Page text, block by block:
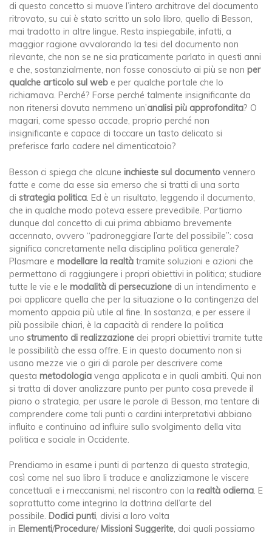
di questo concetto si muove l’intero architrave del documento
ritrovato, su cui è stato scritto un solo libro, quello di Besson,
mai tradotto in altre lingue. Resta inspiegabile, infatti, a
maggior ragione avvalorando la tesi del documento non
rilevante, che non se ne sia praticamente parlato in questi anni
e che, sostanzialmente, non fosse conosciuto ai più se non per
qualche articolo sul web e per qualche portale che lo
richiamava. Perché? Forse perché talmente insignificante da
non ritenersi dovuta nemmeno un’analisi più approfondita? O
magari, come spesso accade, proprio perché non
insignificante e capace di toccare un tasto delicato si
preferisce farlo cadere nel dimenticatoio?
Besson ci spiega che alcune inchieste sul documento vennero
fatte e come da esse sia emerso che si tratti di una sorta
di strategia politica. Ed è un risultato, leggendo il documento,
che in qualche modo poteva essere prevedibile. Partiamo
dunque dal concetto di cui prima abbiamo brevemente
accennato, ovvero “padroneggiare l’arte del possibile”: cosa
significa concretamente nella disciplina politica generale?
Plasmare e modellare la realtà tramite soluzioni e azioni che
permettano di raggiungere i propri obiettivi in politica; studiare
tutte le vie e le modalità di persecuzione di un intendimento e
poi applicare quella che per la situazione o la contingenza del
momento appaia più utile al fine. In sostanza, e per essere il
più possibile chiari, è la capacità di rendere la politica
uno strumento di realizzazione dei propri obiettivi tramite tutte
le possibilità che essa offre. E in questo documento non si
usano mezze vie o giri di parole per descrivere come
questa metodologia venga applicata e in quali ambiti. Qui non
si tratta di dover analizzare punto per punto cosa prevede il
piano o strategia, per usare le parole di Besson, ma tentare di
comprendere come tali punti o cardini interpretativi abbiano
influito e continuino ad influire sullo svolgimento della vita
politica e sociale in Occidente.
Prendiamo in esame i punti di partenza di questa strategia,
così come nel suo libro li traduce e analizziamone le viscere
concettuali e i meccanismi, nel riscontro con la realtà odierna. E
soprattutto come integrino la dottrina dell’arte del
possibile. Dodici punti, divisi a loro volta
in Elementi/Procedure/ Missioni Suggerite, dai quali possiamo